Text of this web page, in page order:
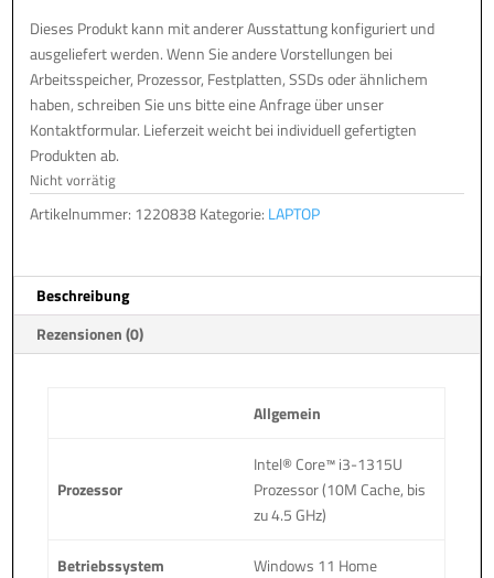
Dieses Produkt kann mit anderer Ausstattung konfiguriert und
ausgeliefert werden. Wenn Sie andere Vorstellungen bei
Arbeitsspeicher, Prozessor, Festplatten, SSDs oder ähnlichem
haben, schreiben Sie uns bitte eine Anfrage über unser
Kontaktformular. Lieferzeit weicht bei individuell gefertigten
Produkten ab.
Nicht vorrätig
Artikelnummer: 1220838Kategorie: LAPTOP
Beschreibung
Rezensionen (0)
Allgemein
Prozessor
Intel® Core™ i3-1315U
Prozessor (10M Cache, bis
zu 4.5 GHz)
Betriebssystem Windows 11 Home